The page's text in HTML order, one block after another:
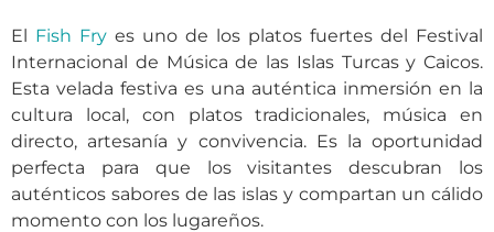
El Fish Fry es uno de los platos fuertes del Festival
Internacional de Música de las Islas Turcas y Caicos.
Esta velada festiva es una auténtica inmersión en la
cultura local, con platos tradicionales, música en
directo, artesanía y convivencia. Es la oportunidad
perfecta para que los visitantes descubran los
auténticos sabores de las islas y compartan un cálido
momento con los lugareños.